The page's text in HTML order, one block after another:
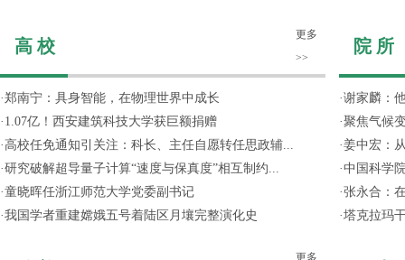
高 校
更多
>>
·郑南宁：具身智能，在物理世界中成长
· 1.07亿！西安建筑科技大学获巨额捐赠
· 高校任免通知引关注：科长、主任自愿转任思政辅...
·研究破解超导量子计算“速度与保真度”相互制约...
·童晓晖任浙江师范大学党委副书记
·我国学者重建嫦娥五号着陆区月壤完整演化史
更多
院 所
·谢家麟：
·聚焦气候
·姜中宏：
·中国科学
·张永合：
·塔克拉玛